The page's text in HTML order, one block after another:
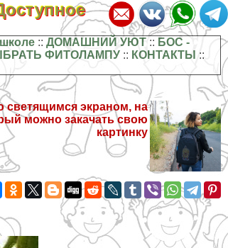
:: ДОМАШНИЙ УЮТ:: БОС -
ФИТОЛАМПУ :: КОНТАКТЫ ::
светящимся экраном, на
можно закачать свою
картинку